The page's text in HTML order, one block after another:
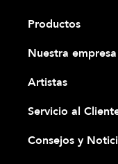
Productos
Nuestra empresa
Artistas
Servicio al
Consejos y